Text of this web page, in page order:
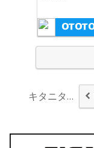
キタニタツヤ、配信S...